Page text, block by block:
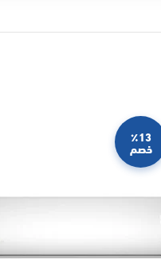
٪13
خصم